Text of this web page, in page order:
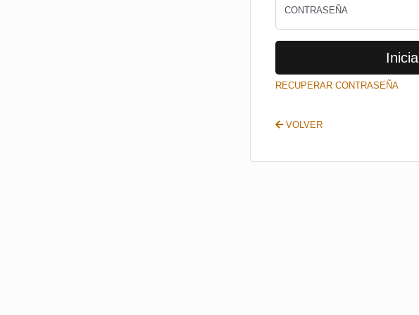
CONTRASEÑA
RECUPERAR CONTRASEÑA
VOLVER